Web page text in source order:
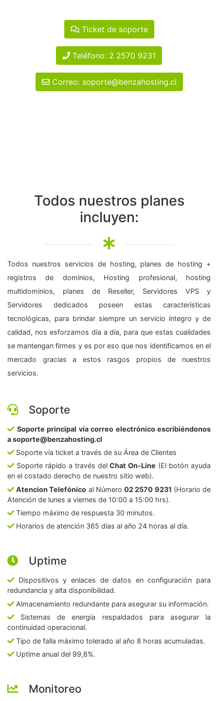
Ticket de soporte
Teléfono: 2 2570 9231
Correo: soporte@benzahosting.cl
Todos nuestros planes
incluyen:
Todos nuestros servicios de hosting, planes de hosting +
registros de dominios, Hosting profesional, hosting
multidominios, planes de Reseller, Servidores VPS y
Servidores dedicados poseen estas características
tecnológicas, para brindar siempre un servicio íntegro y de
calidad, nos esforzamos día a día, para que estas cualidades
se mantengan firmes y es por eso que nos identificamos en el
mercado gracias a estos rasgos propios de nuestros
servicios.
Soporte
Soporte principal vía correo electrónico escribiéndonos
a soporte@benzahosting.cl
Soporte vía ticket a través de su Área de Clientes
Soporte rápido a través delChat On-Line (El botón ayuda
en el costado derecho de nuestro sitio web).
Atencion Telefónico al Número02 2570 9231 (Horario de
Atención de lunes a viernes de 10:00 a 15:00 hrs).
Tiempo máximo de respuesta 30 minutos.
Horarios de atención 365 días al año 24 horas al día.
Uptime
Dispositivos y enlaces de datos en configuración para
redundancia y alta disponibilidad.
Almacenamiento redundante para asegurar su información.
Sistemas de energía respaldados para asegurar la
continuidad operacional.
Tipo de falla máximo tolerado al año 8 horas acumuladas.
Uptime anual del 99,8%.
Monitoreo